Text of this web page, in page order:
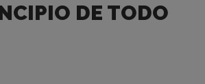
DE TODO